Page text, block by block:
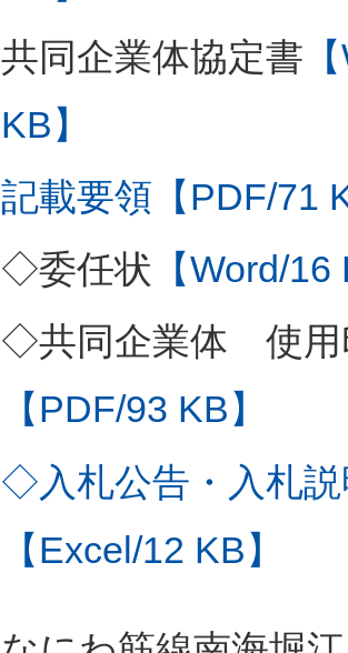
共同企業体協定書
KB】
記載要領【PDF/71
◇委任状 【Word/
◇共同企業体 使用
【PDF/93 KB】
◇入札公告・入札
【Excel/12 KB】